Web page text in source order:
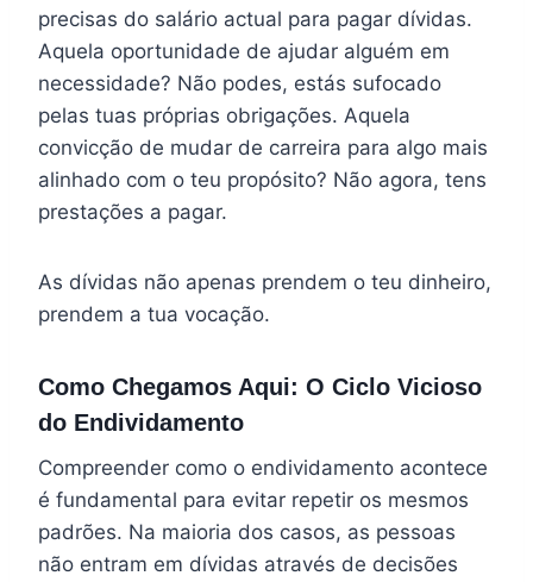
precisas do salário actual para pagar dívidas.
Aquela oportunidade de ajudar alguém em
necessidade? Não podes, estás sufocado
pelas tuas próprias obrigações. Aquela
convicção de mudar de carreira para algo mais
alinhado com o teu propósito? Não agora, tens
prestações a pagar.
As dívidas não apenas prendem o teu dinheiro,
prendem a tua vocação.
Como Chegamos Aqui: O Ciclo Vicioso
do Endividamento
Compreender como o endividamento acontece
é fundamental para evitar repetir os mesmos
padrões. Na maioria dos casos, as pessoas
não entram em dívidas através de decisões